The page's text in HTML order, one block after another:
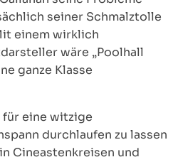
seiner Schmalztolle
einem wirklich
wäre „Poolhall
ganze Klasse
eine witzige
durchlaufen zu lassen
Cineastenkreisen und